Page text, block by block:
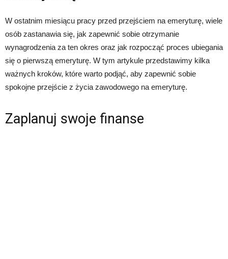
W ostatnim miesiącu pracy przed przejściem na emeryturę, wiele
osób zastanawia się, jak zapewnić sobie otrzymanie
wynagrodzenia za ten okres oraz jak rozpocząć proces ubiegania
się o pierwszą emeryturę. W tym artykule przedstawimy kilka
ważnych kroków, które warto podjąć, aby zapewnić sobie
spokojne przejście z życia zawodowego na emeryturę.
Zaplanuj swoje finanse